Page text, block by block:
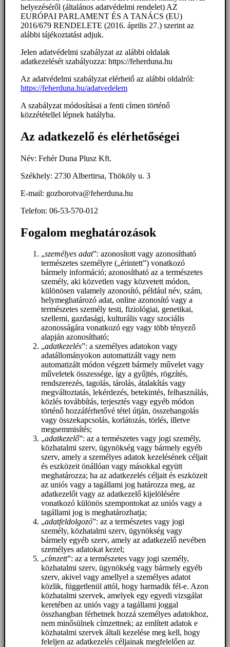
helyezéséről (általános adatvédelmi rendelet) AZ
EURÓPAI PARLAMENT ÉS A TANÁCS (EU)
2016/679 RENDELETE (2016. április 27.) szerint az
alábbi tájékoztatást adjuk.
Jelen adatvédelmi szabályzat az alábbi oldalak
adatkezelését szabályozza: https://feherduna.hu
Az adatvédelmi szabályzat elérhető az alábbi oldalról:
https://feherduna.hu/adatvedelem
A szabályzat módosításai a fenti címen történő
közzététellel lépnek hatályba.
Az adatkezelő és elérhetőségei
Név: Fehér Duna Plusz Kft.
Székhely: 2730 Albertirsa, Thököly u. 3
E-mail: gozborotva@feherduna.hu
Telefon: 06-53-570-012
Fogalom meghatározások
„személyes adat”: azonosított vagy azonosítható
természetes személyre („érintett”) vonatkozó
bármely információ; azonosítható az a természetes
személy, aki közvetlen vagy közvetett módon,
különösen valamely azonosító, például név, szám,
helymeghatározó adat, online azonosító vagy a
természetes személy testi, fiziológiai, genetikai,
szellemi, gazdasági, kulturális vagy szociális
azonosságára vonatkozó egy vagy több tényező
alapján azonosítható;
„adatkezelés”: a személyes adatokon vagy
adatállományokon automatizált vagy nem
automatizált módon végzett bármely művelet vagy
műveletek összessége, így a gyűjtés, rögzítés,
rendszerezés, tagolás, tárolás, átalakítás vagy
megváltoztatás, lekérdezés, betekintés, felhasználás,
közlés továbbítás, terjesztés vagy egyéb módon
történő hozzáférhetővé tétel útján, összehangolás
vagy összekapcsolás, korlátozás, törlés, illetve
megsemmisítés;
„adatkezelő”: az a természetes vagy jogi személy,
közhatalmi szerv, ügynökség vagy bármely egyéb
szerv, amely a személyes adatok kezelésének céljait
és eszközeit önállóan vagy másokkal együtt
meghatározza; ha az adatkezelés céljait és eszközeit
az uniós vagy a tagállami jog határozza meg, az
adatkezelőt vagy az adatkezelő kijelölésére
vonatkozó különös szempontokat az uniós vagy a
tagállami jog is meghatározhatja;
„adatfeldolgozó”: az a természetes vagy jogi
személy, közhatalmi szerv, ügynökség vagy
bármely egyéb szerv, amely az adatkezelő nevében
személyes adatokat kezel;
„címzett”: az a természetes vagy jogi személy,
közhatalmi szerv, ügynökség vagy bármely egyéb
szerv, akivel vagy amellyel a személyes adatot
közlik, függetlenül attól, hogy harmadik fél-e. Azon
közhatalmi szervek, amelyek egy egyedi vizsgálat
keretében az uniós vagy a tagállami joggal
összhangban férhetnek hozzá személyes adatokhoz,
nem minősülnek címzettnek; az említett adatok e
közhatalmi szervek általi kezelése meg kell, hogy
feleljen az adatkezelés céljainak megfelelően az